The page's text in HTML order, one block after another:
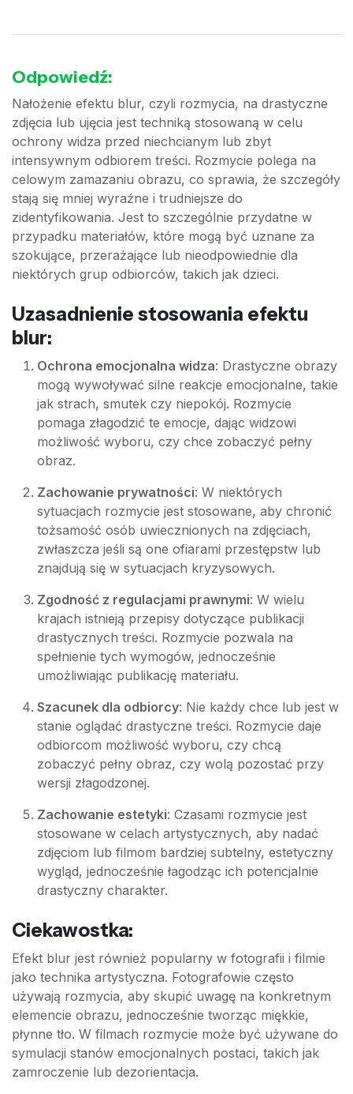
Odpowiedź:
Nałożenie efektu blur, czyli rozmycia, na drastyczne
zdjęcia lub ujęcia jest techniką stosowaną w celu
ochrony widza przed niechcianym lub zbyt
intensywnym odbiorem treści. Rozmycie polega na
celowym zamazaniu obrazu, co sprawia, że szczegóły
stają się mniej wyraźne i trudniejsze do
zidentyfikowania. Jest to szczególnie przydatne w
przypadku materiałów, które mogą być uznane za
szokujące, przerażające lub nieodpowiednie dla
niektórych grup odbiorców, takich jak dzieci.
Uzasadnienie stosowania efektu
blur:
Ochrona emocjonalna widza: Drastyczne obrazy
mogą wywoływać silne reakcje emocjonalne, takie
jak strach, smutek czy niepokój. Rozmycie
pomaga złagodzić te emocje, dając widzowi
możliwość wyboru, czy chce zobaczyć pełny
obraz.
Zachowanie prywatności: W niektórych
sytuacjach rozmycie jest stosowane, aby chronić
tożsamość osób uwiecznionych na zdjęciach,
zwłaszcza jeśli są one ofiarami przestępstw lub
znajdują się w sytuacjach kryzysowych.
Zgodność z regulacjami prawnymi: W wielu
krajach istnieją przepisy dotyczące publikacji
drastycznych treści. Rozmycie pozwala na
spełnienie tych wymogów, jednocześnie
umożliwiając publikację materiału.
Szacunek dla odbiorcy: Nie każdy chce lub jest w
stanie oglądać drastyczne treści. Rozmycie daje
odbiorcom możliwość wyboru, czy chcą
zobaczyć pełny obraz, czy wolą pozostać przy
wersji złagodzonej.
Zachowanie estetyki: Czasami rozmycie jest
stosowane w celach artystycznych, aby nadać
zdjęciom lub filmom bardziej subtelny, estetyczny
wygląd, jednocześnie łagodząc ich potencjalnie
drastyczny charakter.
Ciekawostka:
Efekt blur jest również popularny w fotografii i filmie
jako technika artystyczna. Fotografowie często
używają rozmycia, aby skupić uwagę na konkretnym
elemencie obrazu, jednocześnie tworząc miękkie,
płynne tło. W filmach rozmycie może być używane do
symulacji stanów emocjonalnych postaci, takich jak
zamroczenie lub dezorientacja.